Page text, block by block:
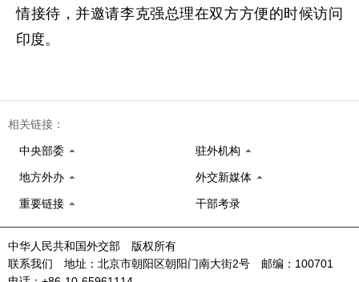
情接待，并邀请李克强总理在双方方便的时候访问
印度。
相关链接：
中央部委 驻外机构
地方外办 外交新媒体
重要链接 干部考录
中华人民共和国外交部 版权所有
联系我们 地址：北京市朝阳区朝阳门南大街2号 邮编：100701